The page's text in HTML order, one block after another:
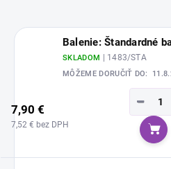
Balenie: Štandardné
SKLADOM | 1483/STA
MÔŽEME DORUČIŤ DO:
7,90 €
7,52 € bez DPH
−